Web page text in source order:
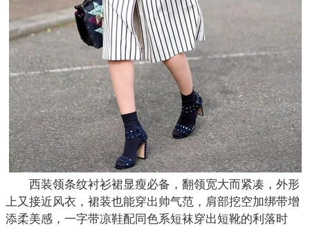
西装领条纹衬衫裙显瘦必备，翻领宽大而紧凑，外形
上又接近风衣， 裙装也能穿出帅气范，肩部挖空加绑带增
添柔美感，一字带凉鞋配同色系短袜穿出短靴的利落时